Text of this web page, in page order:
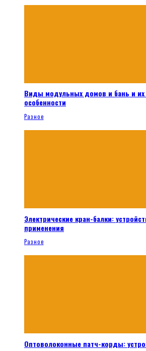
Виды модульных домов и бань и их
особенности
Разное
Электрические кран-балки:
применения
Разное
Оптоволоконные патч-корды: